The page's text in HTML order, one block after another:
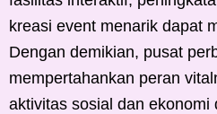
kreasi event menarik dapat
Dengan demikian, pusat
mempertahankan peran
aktivitas sosial dan ekonomi